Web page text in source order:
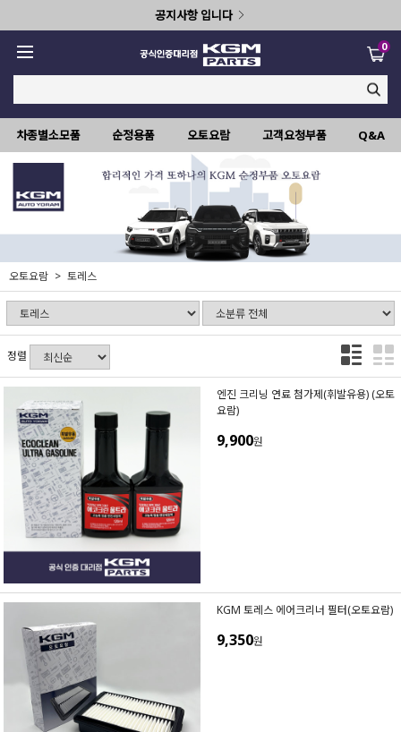
공지사항 입니다
0
차종별소모품 순정용품 오토요람 고객요청부품 Q&A
오토요람 토레스
정렬
엔진 크리닝 연료 첨가제(휘발유용) (오토
요람)
9,900원
KGM 토레스 에어크리너 필터(오토요람)
9,350원